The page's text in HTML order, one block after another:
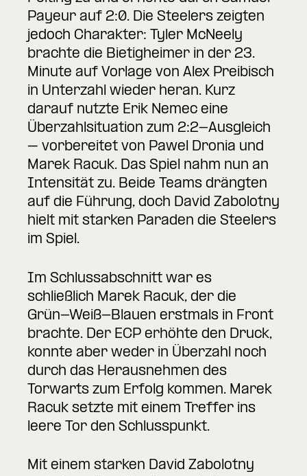
Payeur auf 2:0. Die Steelers zeigten
jedoch Charakter: Tyler McNeely
brachte die Bietigheimer in der 23.
Minute auf Vorlage von Alex Preibisch
in Unterzahl wieder heran. Kurz
darauf nutzte Erik Nemec eine
Überzahlsituation zum 2:2-Ausgleich
– vorbereitet von Pawel Dronia und
Marek Racuk. Das Spiel nahm nun an
Intensität zu. Beide Teams drängten
auf die Führung, doch David Zabolotny
hielt mit starken Paraden die Steelers
im Spiel.
Im Schlussabschnitt war es
schließlich Marek Racuk, der die
Grün-Weiß-Blauen erstmals in Front
brachte. Der ECP erhöhte den Druck,
konnte aber weder in Überzahl noch
durch das Herausnehmen des
Torwarts zum Erfolg kommen. Marek
Racuk setzte mit einem Treffer ins
leere Tor den Schlusspunkt.
Mit einem starken David Zabolotny